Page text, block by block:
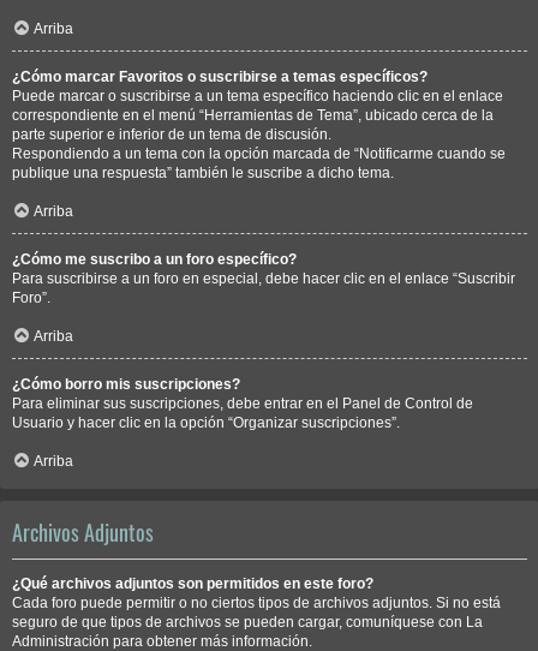
Arriba
¿Cómo marcar Favoritos o suscribirse a temas específicos?
Puede marcar o suscribirse a un tema específico haciendo clic en el enlace
correspondiente en el menú “Herramientas de Tema”, ubicado cerca de la
parte superior e inferior de un tema de discusión.
Respondiendo a un tema con la opción marcada de “Notificarme cuando se
publique una respuesta” también le suscribe a dicho tema.
Arriba
¿Cómo me suscribo a un foro específico?
Para suscribirse a un foro en especial, debe hacer clic en el enlace “Suscribir
Foro”.
Arriba
¿Cómo borro mis suscripciones?
Para eliminar sus suscripciones, debe entrar en el Panel de Control de
Usuario y hacer clic en la opción “Organizar suscripciones”.
Arriba
Archivos Adjuntos
¿Qué archivos adjuntos son permitidos en este foro?
Cada foro puede permitir o no ciertos tipos de archivos adjuntos. Si no está
seguro de que tipos de archivos se pueden cargar, comuníquese con La
Administración para obtener más información.